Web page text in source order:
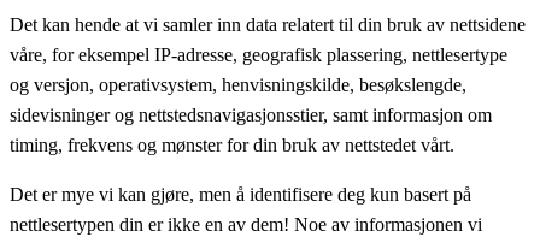
Det kan hende at vi samler inn data relatert til din bruk av nettsidene
våre, for eksempel IP-adresse, geografisk plassering, nettlesertype
og versjon, operativsystem, henvisningskilde, besøkslengde,
sidevisninger og nettstedsnavigasjonsstier, samt informasjon om
timing, frekvens og mønster for din bruk av nettstedet vårt.
Det er mye vi kan gjøre, men å identifisere deg kun basert på
nettlesertypen din er ikke en av dem! Noe av informasjonen vi